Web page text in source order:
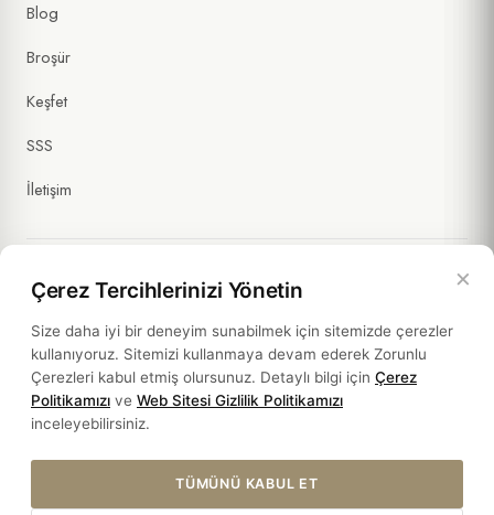
Pazarlama Açık Rıza Metni
(İsteğe Bağlı)
Blog
Broşür
Keşfet
SSS
İletişim
Yasal Bilgiler
Politikalar
Sürdürülebilirlik
×
Çerez Tercihlerinizi Yönetin
Size daha iyi bir deneyim sunabilmek için sitemizde çerezler
kullanıyoruz. Sitemizi kullanmaya devam ederek Zorunlu
Çerezleri kabul etmiş olursunuz. Detaylı bilgi için Çerez
Politikamızı ve Web Sitesi Gizlilik Politikamızı
inceleyebilirsiniz.
TÜMÜNÜ KABUL ET